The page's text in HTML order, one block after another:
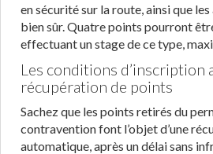
en sécurité sur la route, ainsi que
bien sûr. Quatre points pourront
effectuant un stage de ce type,
Les conditions d’inscription
récupération de points
Sachez que les points retirés du
contravention font l’objet d’une
automatique, après un délai sans